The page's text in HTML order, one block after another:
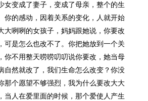
女变成了妻子，变成了母亲，整个的生
你的感动，因着关系的变化，人就开始
大咧咧的女孩子，妈妈跟她说，你要改
可是怎么也改不了。你把她放到一个关
你不用整天唠唠叨叨说你要改，她当母
自然就改了，我们生命怎么改变？你没
那个愿望不够强烈，我为什么要改大大
当人在爱里面的时候，那个爱使人产生